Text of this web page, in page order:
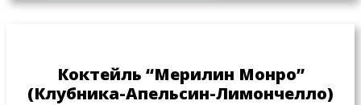
Коктейль “Мерилин Монро”
(Клубника-Апельсин-Лимончелло)